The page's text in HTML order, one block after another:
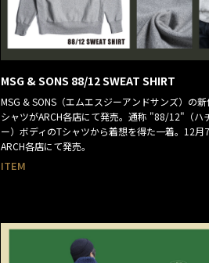
MSG & SONS 88/12 SWEAT SHIRT
MSG & SONS（エムエスジーアンドサンズ）の
シャツがARCH各店にて発売。通称 "88/12"（ハ
ー）ボディのTシャツから着想を得た一着。12月
ARCH各店にて発売。
ITEM